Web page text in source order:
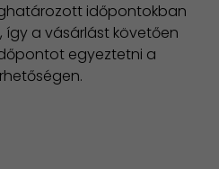
időpontokban
így a vásárlást követően
egyeztetni a